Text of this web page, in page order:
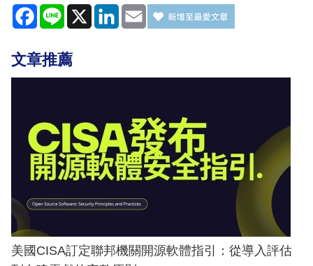
Facebook
Line X LinkedIn
Email
文章推薦
美國CISA訂定聯邦機關開源軟體指引：從導入評估